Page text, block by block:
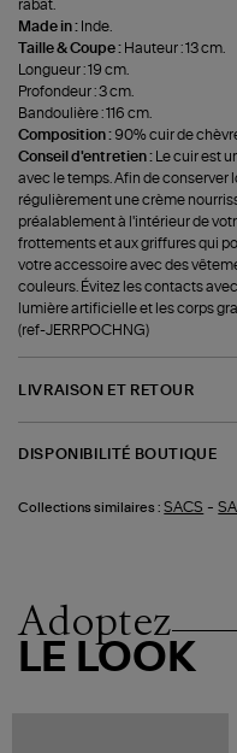
rabat.
Made in : Inde.
Taille & Coupe : Hauteur : 13 cm.
Longueur : 19 cm.
Profondeur : 3 cm.
Bandoulière : 116 cm.
Composition : 90% cuir de
Conseil d'entretien :
Le cuir est
avec le temps. Afin de
régulièrement une crème
préalablement à l'intérieur de
frottements et aux griffures qui
votre accessoire avec des
couleurs. Évitez les contacts
lumière artificielle et les corps
(ref-JERRPOCHNG)
LIVRAISON ET RETOUR
DISPONIBILITÉ BOUTIQUE
Collections similaires : SACS -
Adoptez
LE LOOK